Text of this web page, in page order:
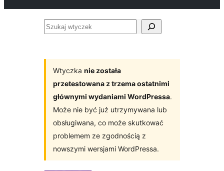
Szukaj
Wtyczka nie została
przetestowana z trzema ostatnimi
głównymi wydaniami WordPressa.
Może nie być już utrzymywana lub
obsługiwana, co może skutkować
problemem ze zgodnością z
nowszymi wersjami WordPressa.